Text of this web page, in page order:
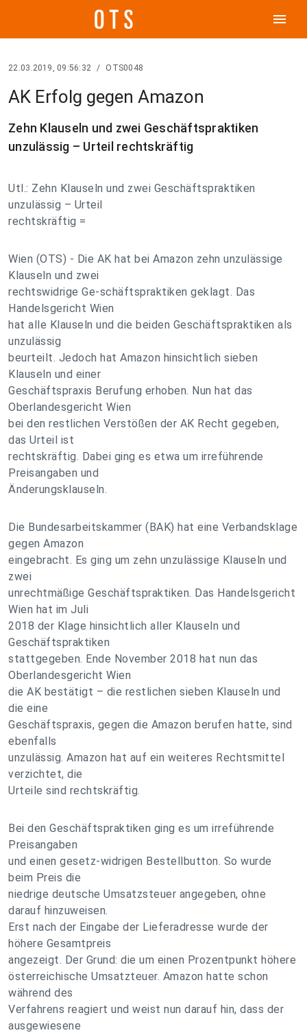
menu
22.03.2019, 09:56:32 / OTS0048
AK Erfolg gegen Amazon
Zehn Klauseln und zwei Geschäftspraktiken
unzulässig – Urteil rechtskräftig
Utl.: Zehn Klauseln und zwei Geschäftspraktiken
unzulässig – Urteil
rechtskräftig =
Wien (OTS) - Die AK hat bei Amazon zehn unzulässige
Klauseln und zwei
rechtswidrige Ge-schäftspraktiken geklagt. Das
Handelsgericht Wien
hat alle Klauseln und die beiden Geschäftspraktiken als
unzulässig
beurteilt. Jedoch hat Amazon hinsichtlich sieben
Klauseln und einer
Geschäftspraxis Berufung erhoben. Nun hat das
Oberlandesgericht Wien
bei den restlichen Verstößen der AK Recht gegeben,
das Urteil ist
rechtskräftig. Dabei ging es etwa um irreführende
Preisangaben und
Änderungsklauseln.
Die Bundesarbeitskammer (BAK) hat eine Verbandsklage
gegen Amazon
eingebracht. Es ging um zehn unzulässige Klauseln und
zwei
unrechtmäßige Geschäftspraktiken. Das Handelsgericht
Wien hat im Juli
2018 der Klage hinsichtlich aller Klauseln und
Geschäftspraktiken
stattgegeben. Ende November 2018 hat nun das
Oberlandesgericht Wien
die AK bestätigt – die restlichen sieben Klauseln und
die eine
Geschäftspraxis, gegen die Amazon berufen hatte, sind
ebenfalls
unzulässig. Amazon hat auf ein weiteres Rechtsmittel
verzichtet, die
Urteile sind rechtskräftig.
Bei den Geschäftspraktiken ging es um irreführende
Preisangaben
und einen gesetz-widrigen Bestellbutton. So wurde
beim Preis die
niedrige deutsche Umsatzsteuer angegeben, ohne
darauf hinzuweisen.
Erst nach der Eingabe der Lieferadresse wurde der
höhere Gesamtpreis
angezeigt. Der Grund: die um einen Prozentpunkt höhere
österreichische Umsatzteuer. Amazon hatte schon
während des
Verfahrens reagiert und weist nun darauf hin, dass der
ausgewiesene